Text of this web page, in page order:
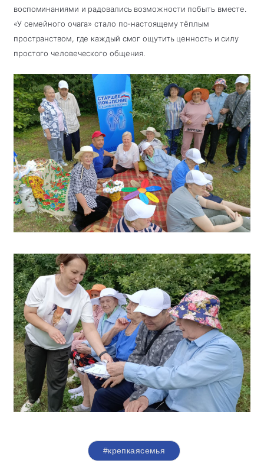
воспоминаниями и радовались возможности побыть вместе.
«У семейного очага» стало по-настоящему тёплым
пространством, где каждый смог ощутить ценность и силу
простого человеческого общения.
#крепкаясемья